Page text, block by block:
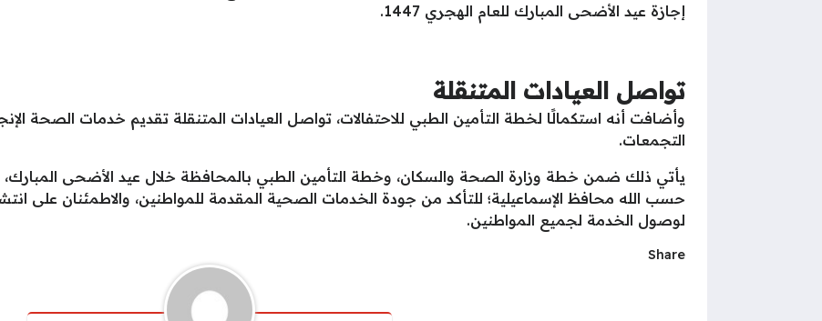
إجازة عيد الأضحى المبارك للعام الهجري 1447.
تواصل العيادات المتنقلة
وأضافت أنه استكمالًا لخطة التأمين الطبي للاحتفالات، تواصل العيادات المتنقلة تقديم خدمات الصحة
التجمعات.
يأتي ذلك ضمن خطة وزارة الصحة والسكان، وخطة التأمين الطبي بالمحافظة خلال عيد الأضحى المبارك،
حسب الله محافظ الإسماعيلية؛ للتأكد من جودة الخدمات الصحية المقدمة للمواطنين، والاطمئنان على
لوصول الخدمة لجميع المواطنين.
Share